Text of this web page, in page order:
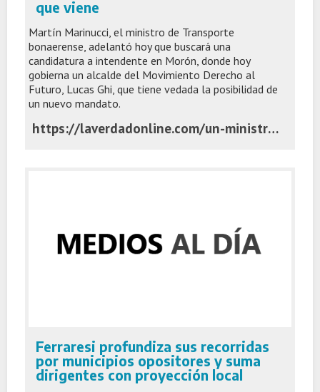
que viene
Martín Marinucci, el ministro de Transporte
bonaerense, adelantó hoy que buscará una
candidatura a intendente en Morón, donde hoy
gobierna un alcalde del Movimiento Derecho al
Futuro, Lucas Ghi, que tiene vedada la posibilidad de
un nuevo mandato.
https://laverdadonline.com/un-ministro-de-kicillof-adelanto-que-sera-candidato-a-intendente-el-ano-que-viene/
Ferraresi profundiza sus recorridas
por municipios opositores y suma
dirigentes con proyección local